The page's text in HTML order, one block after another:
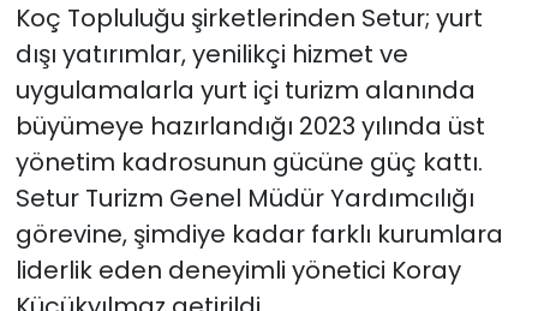
Koç Topluluğu şirketlerinden Setur; yurt
dışı yatırımlar, yenilikçi hizmet ve
uygulamalarla yurt içi turizm alanında
büyümeye hazırlandığı 2023 yılında üst
yönetim kadrosunun gücüne güç kattı.
Setur Turizm Genel Müdür Yardımcılığı
görevine, şimdiye kadar farklı kurumlara
liderlik eden deneyimli yönetici Koray